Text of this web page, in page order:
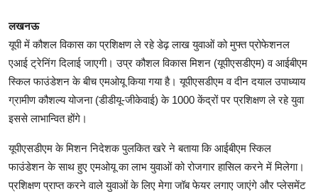
लखनऊ
यूपी में कौशल विकास का प्रशिक्षण ले रहे डेढ़ लाख युवाओं को मुफ्त प्रोफेशनल
एआई ट्रेनिंग दिलाई जाएगी। उप्र कौशल विकास मिशन (यूपीएसडीएम) व आईबीएम
स्किल फाउंडेशन के बीच एमओयू किया गया है। यूपीएसडीएम व दीन दयाल उपाध्याय
ग्रामीण कौशल्य योजना (डीडीयू-जीकेवाई) के 1000 केंद्रों पर प्रशिक्षण ले रहे युवा
इससे लाभान्वित होंगे।
यूपीएसडीएम के मिशन निदेशक पुलकित खरे ने बताया कि आईबीएम स्किल
फाउंडेशन के साथ हुए एमओयू का लाभ युवाओं को रोजगार हासिल करने में मिलेगा।
प्रशिक्षण प्राप्त करने वाले युवाओं के लिए मेगा जॉब फेयर लगाए जाएंगे और प्लेसमेंट